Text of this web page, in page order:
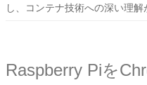
し、コンテナ技術への深い理解